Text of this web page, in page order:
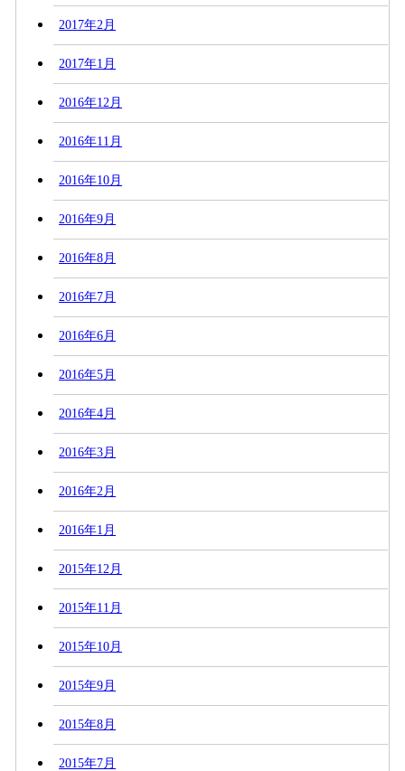
2017年2月
2017年1月
2016年12月
2016年11月
2016年10月
2016年9月
2016年8月
2016年7月
2016年6月
2016年5月
2016年4月
2016年3月
2016年2月
2016年1月
2015年12月
2015年11月
2015年10月
2015年9月
2015年8月
2015年7月